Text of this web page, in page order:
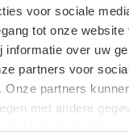
voor sociale
tot onze website
informatie over uw
partners voor
Onze partners
met andere